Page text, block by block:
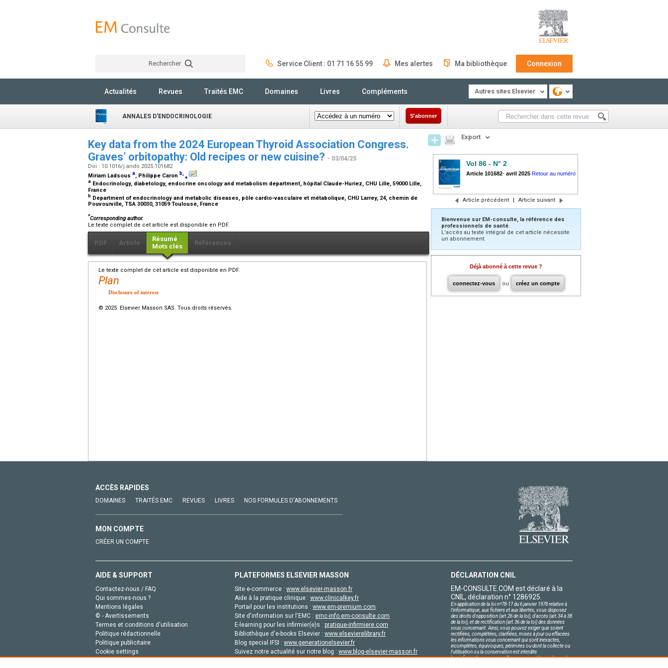
Rechercher Service Client : 01 71 16 55 99 Mes alertes Ma bibliothèque Connexion
Actualités Revues Traités EMC Domaines Livres Compléments Autres sites Elsevier
ANNALES D'ENDOCRINOLOGIE S'abonner
Key data from the 2024 European Thyroid Association Congress.
Graves’ orbitopathy: Old recipes or new cuisine? - 03/04/25
Doi : 10.1016/j.ando.2025.101682
Miriam Ladsous a, Philippe Caron b,⁎
a Endocrinology, diabetology, endocrine oncology and metabolism department, hôpital Claude-Huriez, CHU Lille, 59000 Lille,
France
b Department of endocrinology and metabolic diseases, pôle cardio-vasculaire et métabolique, CHU Larrey, 24, chemin de
Pouvourville, TSA 30030, 31059 Toulouse, France
*Corresponding author.
Le texte complet de cet article est disponible en PDF.
PDF Article
Résumé
Mots clés
Références
Le texte complet de cet article est disponible en PDF.
Plan
Disclosure of interest
© 2025 Elsevier Masson SAS. Tous droits réservés.
Export
Vol 86 - N° 2
Article 101682- avril 2025 Retour au numéro
Article précédent | Article suivant
Bienvenue sur EM-consulte, la référence des
professionnels de santé.
L’accès au texte intégral de cet article nécessite
un abonnement.
Déjà abonné à cette revue ?
connectez-vous ou créez un compte
ACCÈS RAPIDES
DOMAINES TRAITÉS EMC REVUES LIVRES NOS FORMULES D'ABONNEMENTS
MON COMPTE
CRÉER UN COMPTE
AIDE & SUPPORT
Contactez-nous / FAQ
Qui sommes-nous ?
Mentions légales
© - Avertissements
Termes et conditions d'utilisation
Politique rédactionnelle
Politique publicitaire
Cookie settings
PLATEFORMES ELSEVIER MASSON
Site e-commerce : www.elsevier-masson.fr
Aide à la pratique clinique : www.clinicalkey.fr
Portail pour les institutions : www.em-premium.com
Site d'information sur l'EMC : emc-info.em-consulte.com
E-learning pour les infirmier(e)s : pratique-infirmiere.com
Bibliothèque d'e-books Elsevier : www.elsevierelibrary.fr
Blog special IFSI : www.generationelsevier.fr
Suivez notre actualité sur notre blog : www.blog-elsevier-masson.fr
DÉCLARATION CNIL
EM-CONSULTE.COM est déclaré à la
CNIL, déclaration n° 1286925.
En application de la loi nº78-17 du 6 janvier 1978 relative à
l'informatique, aux fichiers et aux libertés, vous disposez
des droits d'opposition (art.26 de la loi), d'accès (art.34 à 38
de la loi), et de rectification (art.36 de la loi) des données
vous concernant. Ainsi, vous pouvez exiger que soient
rectifiées, complétées, clarifiées, mises à jour ou effacées
les informations vous concernant qui sont inexactes,
incomplètes, équivoques, périmées ou dont la collecte ou
l'utilisation ou la conservation est interdite.
Les informations personnelles concernant les visiteurs de